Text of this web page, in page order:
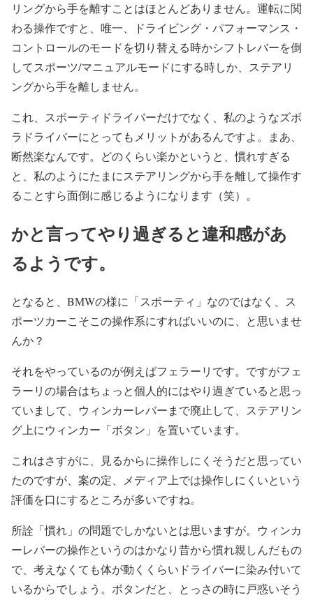
リングから手を離すことはほとんどありません。運転に関
わる操作ですと、唯一、ドライビング・パフォーマンス・
コントロールのモードを切り替える時かシフトレバーを倒
してスポーツ/マニュアルモードにする時しか、ステアリ
ングから手を離しません。
これ、スポーティドライバーだけでなく、私のようなズボ
ラドライバーにとってもメリットがあるんですよ。まあ、
断然楽なんです。どのくらい楽かというと、慣れすぎる
と、私のようにたまにステアリングから手を離して操作す
ることすら面倒に感じるようになります（笑）。
かと言ってやり過ぎると違和感があ
るようです。
となると、BMWの様に「スポーティ」なのではなく、ス
ポーツカーこそこの操作系にすればいいのに、と思いませ
んか？
それをやっているのが例えばフェラーリです。ですがフェ
ラーリの場合はちょっと個人的にはやり過ぎていると思っ
ていまして、ウィンカーレバーまで廃止して、ステアリン
グ上にウィンカー「ボタン」を置いています。
これはさすがに、見るからに操作しにくそうだと思ってい
たのですが、案の定、メディア上では操作しにくいという
評価を口にするところが多いですね。
所詮「慣れ」の問題でしかないとは思いますが。ウィンカ
ーレバーの操作というのはかなり昔から慣れ親しんだもの
で、考えなくても体が動くくらいドライバーに染み付いて
いるからでしょう。ボタンだと、とっさの時に戸惑いそう